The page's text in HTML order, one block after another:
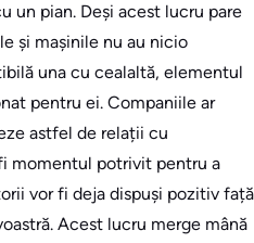
un pian. Deși acest lucru pare
și mașinile nu au nicio
una cu cealaltă, elementul
pentru ei. Companiile ar
astfel de relații cu
momentul potrivit pentru a
vor fi deja dispuși pozitiv față
Acest lucru merge mână